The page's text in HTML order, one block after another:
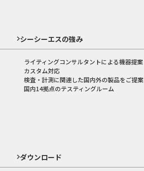
シーシーエスの強み
ライティングコンサルタントによる機器提案
カスタム対応
検査・計測に関連した国内外の製品をご提案
国内14拠点のテスティングルーム
ダウンロード